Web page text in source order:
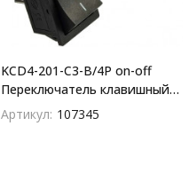
KCD4-201-C3-B/4P on-off
Переключатель клавишный
(рокерный)
Артикул: 107345